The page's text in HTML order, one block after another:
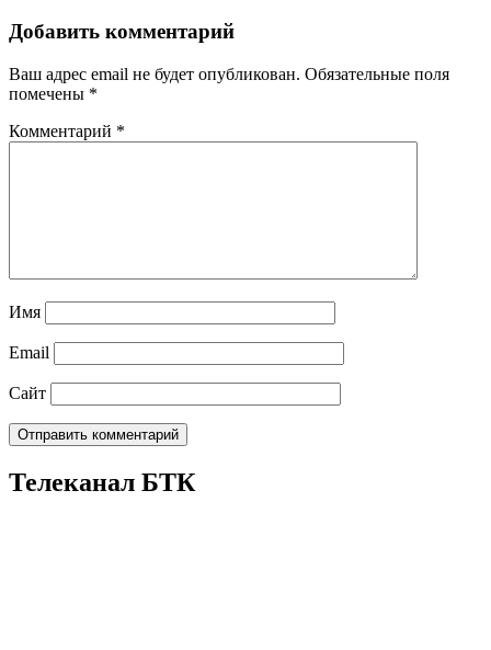
Добавить комментарий
Ваш адрес email не будет опубликован. Обязательные поля
помечены *
Комментарий *
Имя
Email
Сайт
Телеканал БТК